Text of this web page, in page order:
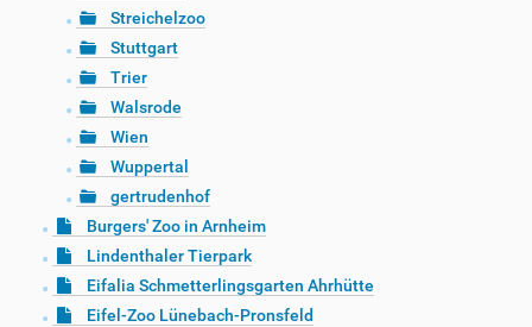
Streichelzoo
Stuttgart
Trier
Walsrode
Wien
Wuppertal
gertrudenhof
Burgers' Zoo in Arnheim
Lindenthaler Tierpark
Eifalia Schmetterlingsgarten Ahrhütte
Eifel-Zoo Lünebach-Pronsfeld